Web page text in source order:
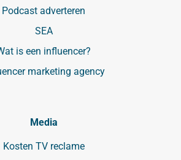
Podcast adverteren
SEA
is een influencer?
marketing agency
Media
Kosten TV reclame